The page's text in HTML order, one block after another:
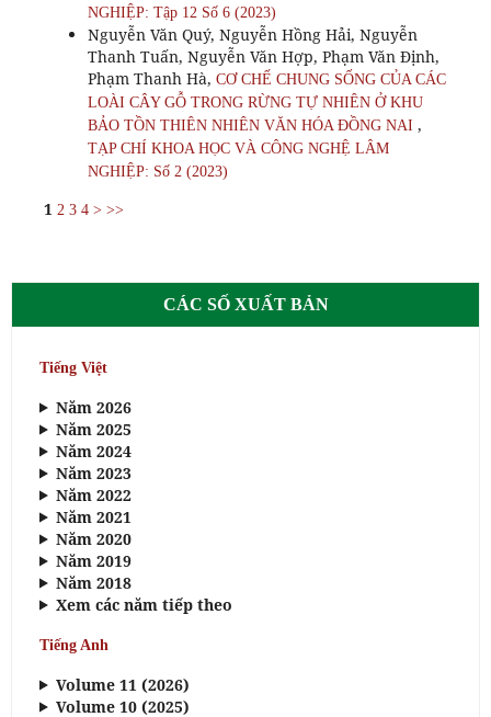
NGHIỆP: Tập 12 Số 6 (2023)
Nguyễn Văn Quý, Nguyễn Hồng Hải, Nguyễn
Thanh Tuấn, Nguyễn Văn Hợp, Phạm Văn Định,
Phạm Thanh Hà, CƠ CHẾ CHUNG SỐNG CỦA CÁC
LOÀI CÂY GỖ TRONG RỪNG TỰ NHIÊN Ở KHU
BẢO TỒN THIÊN NHIÊN VĂN HÓA ĐỒNG NAI ,
TẠP CHÍ KHOA HỌC VÀ CÔNG NGHỆ LÂM
NGHIỆP: Số 2 (2023)
1 2 3 4 > >>
CÁC SỐ XUẤT BẢN
Tiếng Việt
Năm 2026
Năm 2025
Năm 2024
Năm 2023
Năm 2022
Năm 2021
Năm 2020
Năm 2019
Năm 2018
Xem các năm tiếp theo
Tiếng Anh
Volume 11 (2026)
Volume 10 (2025)